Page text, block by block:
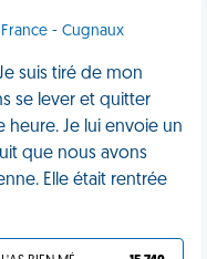
- Cugnaux
suis tiré de mon
se lever et quitter
Je lui envoie un
que nous avons
Elle était rentrée